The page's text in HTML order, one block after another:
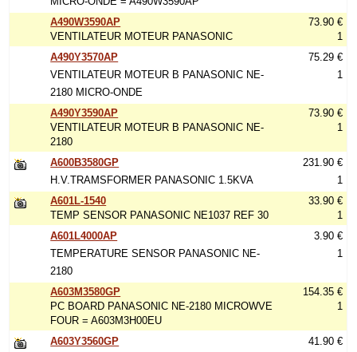
A490W3590AP
VENTILATEUR MOTEUR PANASONIC
73.90 €
1
A490Y3570AP
VENTILATEUR MOTEUR B PANASONIC NE-
2180 MICRO-ONDE
75.29 €
1
A490Y3590AP
VENTILATEUR MOTEUR B PANASONIC NE-
2180
73.90 €
1
A600B3580GP
H.V.TRAMSFORMER PANASONIC 1.5KVA
231.90 €
1
A601L-1540
TEMP SENSOR PANASONIC NE1037 REF 30
33.90 €
1
A601L4000AP
TEMPERATURE SENSOR PANASONIC NE-
2180
3.90 €
1
A603M3580GP
PC BOARD PANASONIC NE-2180 MICROWVE
FOUR = A603M3H00EU
154.35 €
1
A603Y3560GP
41.90 €